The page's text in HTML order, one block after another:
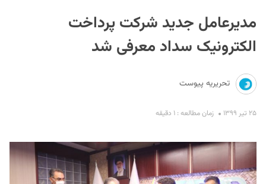
مدیرعامل جدید شرکت پرداخت
الکترونیک سداد معرفی شد
تحریریه پیوست
۲۵ تیر ۱۳۹۹ زمان مطالعه : ۱ دقیقه